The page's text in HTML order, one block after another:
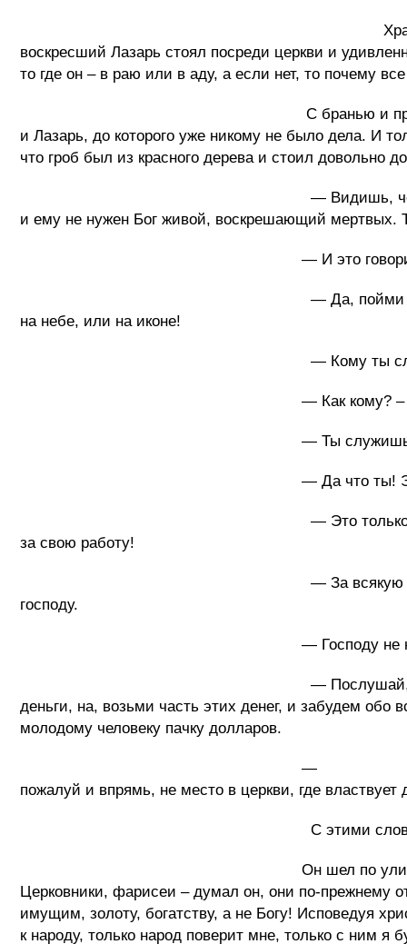
Храм Божий превратился в
воскресший Лазарь стоял посреди церкви и
то где он – в раю или в аду, а если нет,
С бранью и проклятиями толпа во
и Лазарь, до которого уже никому не было дела. И
что гроб был из красного дерева и стоил
— Видишь, чего ты добился? –
и ему не нужен Бог живой, воскрешающий мертвых.
— И это говоришь мне ты,
— Да, пойми же ты, наконец, что не
на небе, или на иконе!
— Кому ты служишь,
— Как кому? – недоумевая
— Ты служишь дьяволу – ответил
— Да что ты! Это было вполне
— Это только на вывеске, а
за свою работу!
— За всякую работу положено
господу.
— Господу не нужны деньги,
— Послушай, может ты и вправду
деньги, на, возьми часть этих денег, и забудем
молодому человеку пачку долларов.
— Отойди сатана, не
пожалуй и впрямь, не место в церкви, где властвует
С этими словами молодой
Он шел по улице уверенной, твердой
Церковники, фарисеи – думал он, они по-прежнему
имущим, золоту, богатству, а не Богу! Исповедуя
к народу, только народ поверит мне, только с ним я